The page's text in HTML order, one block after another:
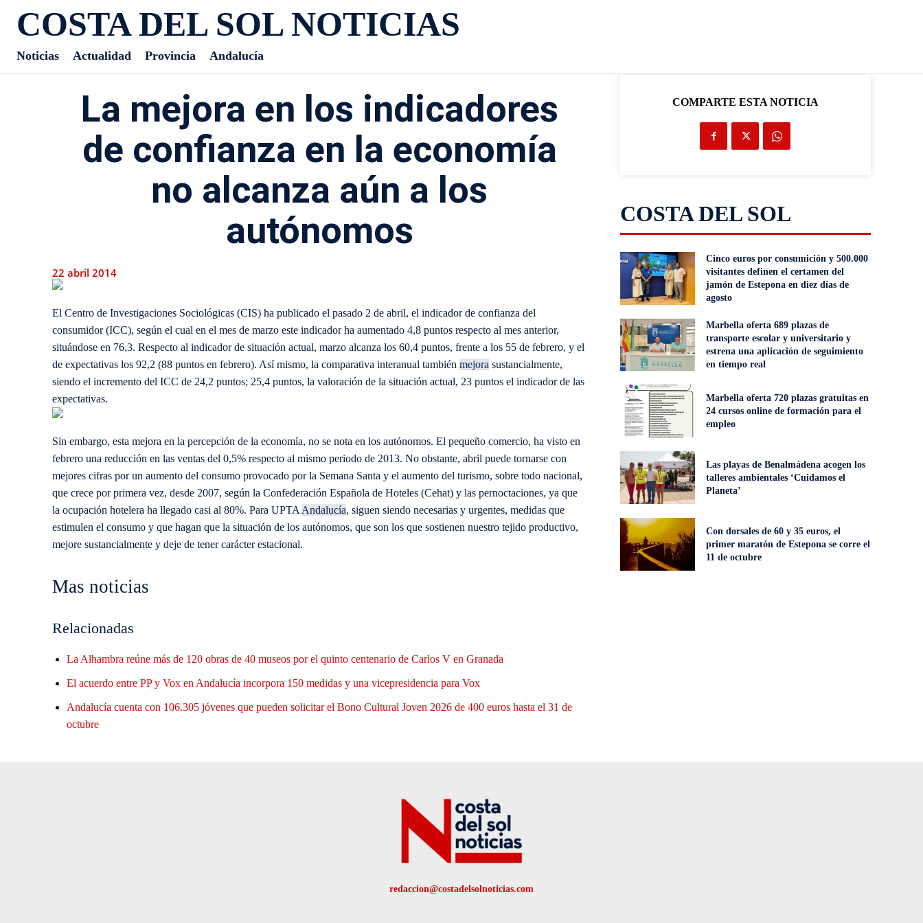
COSTA DEL SOL NOTICIAS
Noticias Actualidad Provincia Andalucía
La mejora en los indicadores
de confianza en la economía
no alcanza aún a los
autónomos
22 abril 2014
El Centro de Investigaciones Sociológicas (CIS) ha publicado el pasado 2 de abril, el indicador de confianza del
consumidor (ICC), según el cual en el mes de marzo este indicador ha aumentado 4,8 puntos respecto al mes anterior,
situándose en 76,3. Respecto al indicador de situación actual, marzo alcanza los 60,4 puntos, frente a los 55 de febrero, y el
de expectativas los 92,2 (88 puntos en febrero). Así mismo, la comparativa interanual también mejora sustancialmente,
siendo el incremento del ICC de 24,2 puntos; 25,4 puntos, la valoración de la situación actual, 23 puntos el indicador de las
expectativas.
Sin embargo, esta mejora en la percepción de la economía, no se nota en los autónomos. El pequeño comercio, ha visto en
febrero una reducción en las ventas del 0,5% respecto al mismo periodo de 2013. No obstante, abril puede tornarse con
mejores cifras por un aumento del consumo provocado por la Semana Santa y el aumento del turismo, sobre todo nacional,
que crece por primera vez, desde 2007, según la Confederación Española de Hoteles (Cehat) y las pernoctaciones, ya que
la ocupación hotelera ha llegado casi al 80%. Para UPTA Andalucía, siguen siendo necesarias y urgentes, medidas que
estimulen el consumo y que hagan que la situación de los autónomos, que son los que sostienen nuestro tejido productivo,
mejore sustancialmente y deje de tener carácter estacional.
Mas noticias
Relacionadas
La Alhambra reúne más de 120 obras de 40 museos por el quinto centenario de Carlos V en Granada
El acuerdo entre PP y Vox en Andalucía incorpora 150 medidas y una vicepresidencia para Vox
Andalucía cuenta con 106.305 jóvenes que pueden solicitar el Bono Cultural Joven 2026 de 400 euros hasta el 31 de
octubre
COMPARTE ESTA NOTICIA
COSTA DEL SOL
Cinco euros por consumición y 500.000
visitantes definen el certamen del
jamón de Estepona en diez días de
agosto
Marbella oferta 689 plazas de
transporte escolar y universitario y
estrena una aplicación de seguimiento
en tiempo real
Marbella oferta 720 plazas gratuitas en
24 cursos online de formación para el
empleo
Las playas de Benalmádena acogen los
talleres ambientales ‘Cuidamos el
Planeta’
Con dorsales de 60 y 35 euros, el
primer maratón de Estepona se corre el
11 de octubre
redaccion@costadelsolnoticias.com